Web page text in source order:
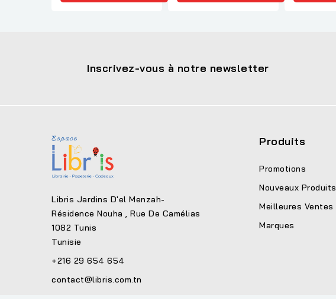
Inscrivez-vous à notre newsletter
Libris Jardins D'el Menzah-
Résidence Nouha , Rue De Camélias
1082 Tunis
Tunisie
+216 29 654 654
contact@libris.com.tn
Produits
Promotions
Nouveaux Produits
Meilleures Ventes
Marques